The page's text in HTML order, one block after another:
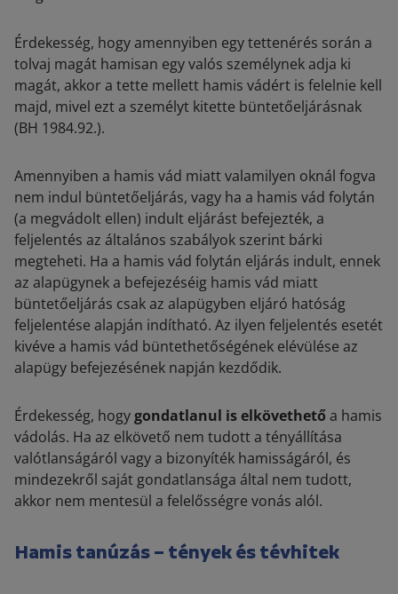
Érdekesség, hogy amennyiben egy tettenérés során a
tolvaj magát hamisan egy valós személynek adja ki
magát, akkor a tette mellett hamis vádért is felelnie kell
majd, mivel ezt a személyt kitette büntetőeljárásnak
(BH 1984.92.).
Amennyiben a hamis vád miatt valamilyen oknál fogva
nem indul büntetőeljárás, vagy ha a hamis vád folytán
(a megvádolt ellen) indult eljárást befejezték, a
feljelentés az általános szabályok szerint bárki
megteheti. Ha a hamis vád folytán eljárás indult, ennek
az alapügynek a befejezéséig hamis vád miatt
büntetőeljárás csak az alapügyben eljáró hatóság
feljelentése alapján indítható. Az ilyen feljelentés esetét
kivéve a hamis vád büntethetőségének elévülése az
alapügy befejezésének napján kezdődik.
Érdekesség, hogygondatlanul is elkövethetőa hamis
vádolás. Ha az elkövető nem tudott a tényállítása
valótlanságáról vagy a bizonyíték hamisságáról, és
mindezekről saját gondatlansága által nem tudott,
akkor nem mentesül a felelősségre vonás alól.
Hamis tanúzás – tények és tévhitek